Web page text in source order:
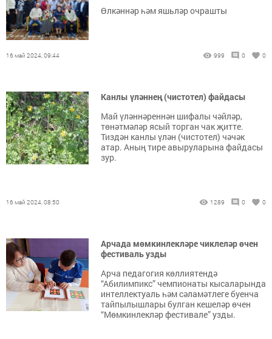
Өлкәннәр һәм яшьләр очрашты
16 май 2024, 09:44 999 0 0
Канлы үләннең (чистотел) файдасы
Май үләннәреннән шифалы чәйләр,
төнәтмәләр ясый торган чак җитте.
Тиздән канлы үлән (чистотел) чәчәк
атар. Аның тире авыруларына файдасы
зур.
16 май 2024, 08:50 1289 0 0
Арчада мөмкинлекләре чиклеләр өчен
фестиваль узды
Арча педагогия көллиятендә
“Абилимпикс” чемпионаты кысаларында
интеллектуаль һәм сәламәтлеге буенча
тайпылышлары булган кешеләр өчен
“Мөмкинлекләр фестивале” узды.